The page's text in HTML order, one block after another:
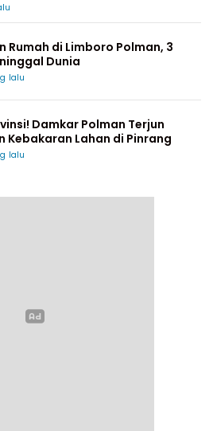
Rumah di Limboro Polman, 3
Dunia
lalu
Damkar Polman Terjun
Kebakaran Lahan di Pinrang
lalu